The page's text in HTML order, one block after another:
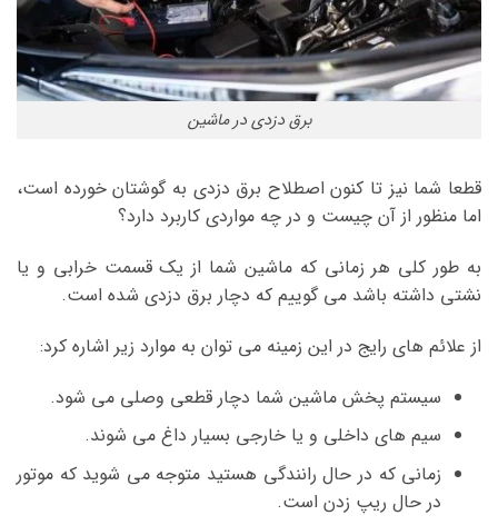
برق دزدی در ماشین
قطعا شما نیز تا کنون اصطلاح برق دزدی به گوشتان خورده است،
اما منظور از آن چیست و در چه مواردی کاربرد دارد؟
به طور کلی هر زمانی که ماشین شما از یک قسمت خرابی و یا
نشتی داشته باشد می گوییم که دچار برق دزدی شده است.
از علائم های رایج در این زمینه می توان به موارد زیر اشاره کرد:
سیستم پخش ماشین شما دچار قطعی وصلی می شود.
سیم های داخلی و یا خارجی بسیار داغ می شوند.
زمانی که در حال رانندگی هستید متوجه می شوید که موتور
در حال ریپ زدن است.